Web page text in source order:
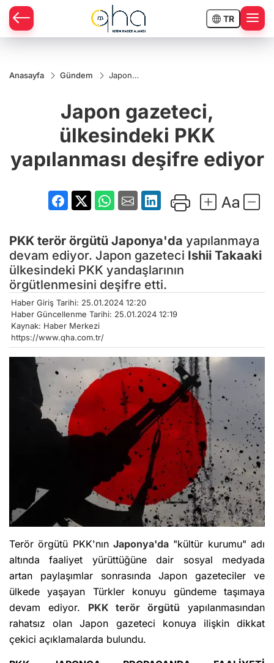
TR
Anasayfa Gündem
Japon
yapılanması
deşifre
ediyor
Japon gazeteci,
ülkesindeki PKK
yapılanması deşifre ediyor
PKK terör örgütü Japonya'da yapılanmaya
devam ediyor. Japon gazeteci Ishii Takaaki
ülkesindeki PKK yandaşlarının
örgütlenmesini deşifre etti.
Haber Giriş Tarihi: 25.01.2024 12:20
Haber Güncellenme Tarihi: 25.01.2024 12:19
Kaynak: Haber Merkezi
https://www.qha.com.tr/
Terör örgütü PKK'nın Japonya'da "kültür kurumu" adı
altında faaliyet yürüttüğüne dair sosyal medyada
artan paylaşımlar sonrasında Japon gazeteciler ve
ülkede yaşayan Türkler konuyu gündeme taşımaya
devam ediyor. PKK terör örgütü yapılanmasından
rahatsız olan Japon gazeteci konuya ilişkin dikkat
çekici açıklamalarda bulundu.